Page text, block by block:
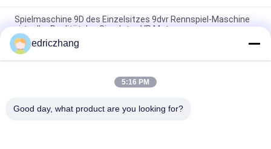
Spielmaschine 9D des Einzelsitzes 9dvr Rennspiel-Maschine
virtueller Realität des Simulator-VR Moto
Rennwagen-Maschine 550KG 2.5*1.9*1.7M der virtuellen
Realität des Vergnügungspark-9D des Simulator-F1
Stahl asphaltieren 6 elektrisches Kino der Sitz6dof
edriczhang
5:16 PM
Good day, what product are you looking for?